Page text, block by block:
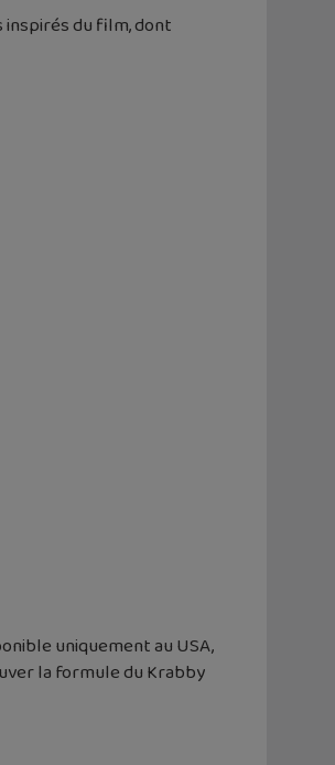
inspirés du film, dont
uniquement au USA,
la formule du Krabby